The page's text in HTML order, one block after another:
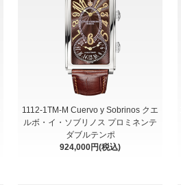
1112-1TM-M Cuervo y Sobrinos クエ
ルボ・イ・ソブリノス プロミネンテ
ダブルテンポ
924,000円(税込)